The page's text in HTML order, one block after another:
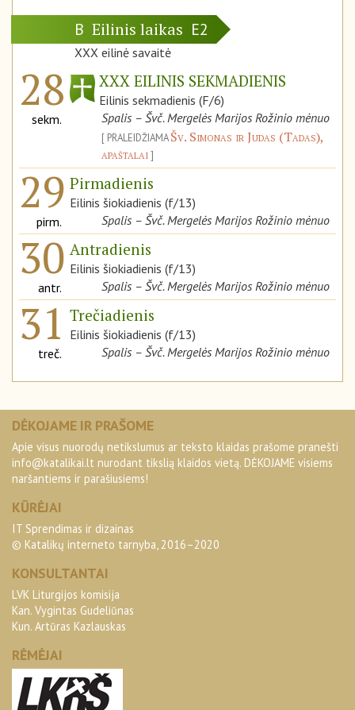
B Eilinis laikas E2
XXX eilinė savaitė
28
sekm.
XXX EILINIS SEKMADIENIS
Eilinis sekmadienis (F/6)
Spalis – Švč. Mergelės Marijos Rožinio mėnuo
PRALEIDŽIAMAŠv. Simonas ir Judas (Tadas),
apaštalai
29
pirm.
Pirmadienis
Eilinis šiokiadienis (f/13)
Spalis – Švč. Mergelės Marijos Rožinio mėnuo
30
antr.
Antradienis
Eilinis šiokiadienis (f/13)
Spalis – Švč. Mergelės Marijos Rožinio mėnuo
31
treč.
Trečiadienis
Eilinis šiokiadienis (f/13)
Spalis – Švč. Mergelės Marijos Rožinio mėnuo
DĖKOJAME IR PRAŠOME
Apie visus nuorodų netikslumus ar teksto klaidas prašome pranešti
info@katalikai.lt nurodant tikslią klaidos vietą. DĖKOJAME visiems
naršantiems ir parašiusiems!
KŪRĖJAI
IT Sprendimas ir dizainas
© Katalikų interneto tarnyba, 2016–2020
KONSULTANTAI
LVK Liturgijos komisija
Kan. Vygintas Gudeliūnas
Kun. Artūras Kazlauskas
RĖMĖJAI